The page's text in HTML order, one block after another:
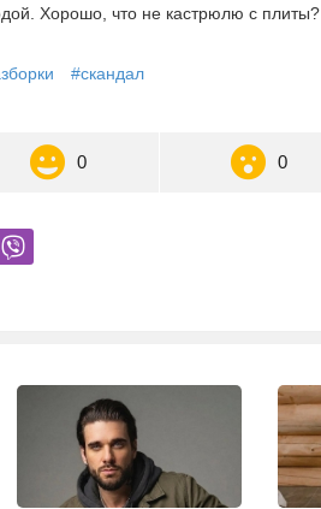
Хорошо, что не кастрюлю с плиты?
#скандал
0 0